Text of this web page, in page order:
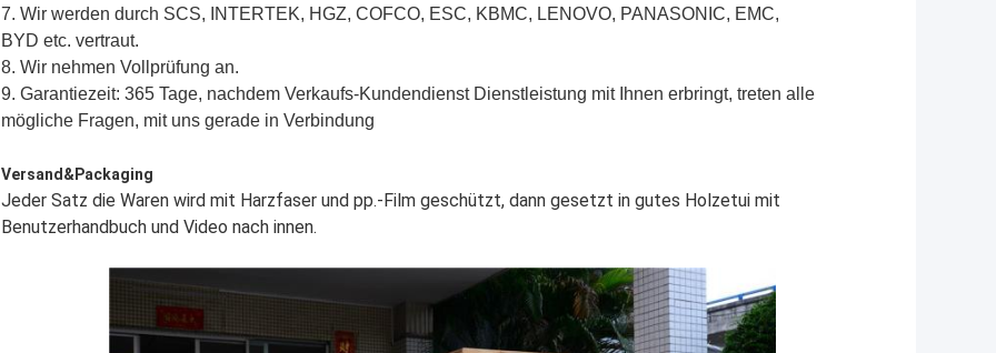
7. Wir werden durch SCS, INTERTEK, HGZ, COFCO, ESC, KBMC, LENOVO, PANASONIC, EMC,
BYD etc. vertraut.
8. Wir nehmen Vollprüfung an.
9. Garantiezeit: 365 Tage, nachdem Verkaufs-Kundendienst Dienstleistung mit Ihnen erbringt, treten alle
mögliche Fragen, mit uns gerade in Verbindung
Versand&Packaging
Jeder Satz die Waren wird mit Harzfaser und pp.-Film geschützt, dann gesetzt in gutes Holzetui mit
Benutzerhandbuch und Video nach innen.